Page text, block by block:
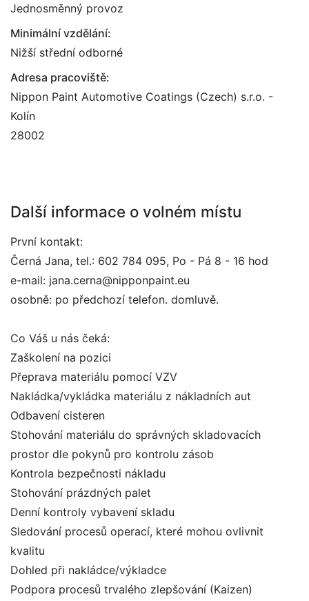
Jednosměnný provoz
Minimální vzdělání:
Nižší střední odborné
Adresa pracoviště:
Nippon Paint Automotive Coatings (Czech) s.r.o. -
Kolín
28002
Další informace o volném místu
První kontakt:
Černá Jana, tel.: 602 784 095, Po - Pá 8 - 16 hod
e-mail: jana.cerna@nipponpaint.eu
osobně: po předchozí telefon. domluvě.
Co Váš u nás čeká:
Zaškolení na pozici
Přeprava materiálu pomocí VZV
Nakládka/vykládka materiálu z nákladních aut
Odbavení cisteren
Stohování materiálu do správných skladovacích
prostor dle pokynů pro kontrolu zásob
Kontrola bezpečnosti nákladu
Stohování prázdných palet
Denní kontroly vybavení skladu
Sledování procesů operací, které mohou ovlivnit
kvalitu
Dohled při nakládce/výkladce
Podpora procesů trvalého zlepšování (Kaizen)